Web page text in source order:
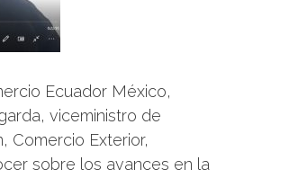
Ecuador México,
viceministro de
Comercio Exterior,
sobre los avances en la